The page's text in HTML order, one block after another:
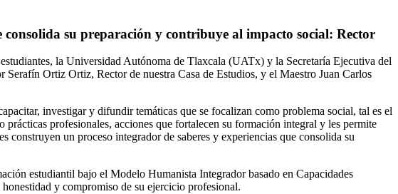
consolida su preparación y contribuye al impacto social: Rector
la Universidad Autónoma de Tlaxcala (UATx) y la Secretaría Ejecutiva del
Ortiz Ortiz, Rector de nuestra Casa de Estudios, y el Maestro Juan Carlos
investigar y difundir temáticas que se focalizan como problema social, tal es el
profesionales, acciones que fortalecen su formación integral y les permite
un proceso integrador de saberes y experiencias que consolida su
estudiantil bajo el Modelo Humanista Integrador basado en Capacidades
y compromiso de su ejercicio profesional.